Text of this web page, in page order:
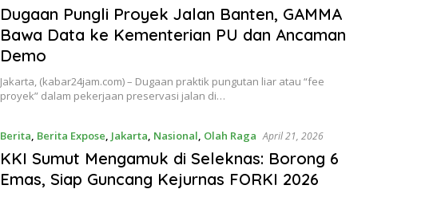
Dugaan Pungli Proyek Jalan Banten, GAMMA
Bawa Data ke Kementerian PU dan Ancaman
Demo
Jakarta, (kabar24jam.com) – Dugaan praktik pungutan liar atau “fee
proyek” dalam pekerjaan preservasi jalan di…
Berita, Berita Expose, Jakarta, Nasional, Olah Raga April 21, 2026
KKI Sumut Mengamuk di Seleknas: Borong 6
Emas, Siap Guncang Kejurnas FORKI 2026